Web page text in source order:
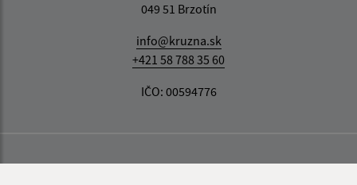
049 51 Brzotín
info@kruzna.sk
+421 58 788 35 60
IČO: 00594776